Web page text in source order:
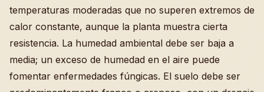
temperaturas moderadas que no superen extremos de
calor constante, aunque la planta muestra cierta
resistencia. La humedad ambiental debe ser baja a
media; un exceso de humedad en el aire puede
fomentar enfermedades fúngicas. El suelo debe ser